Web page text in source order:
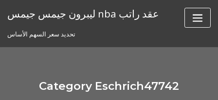
ليبرون جيمس جيمس nba عقد راتب
تحديد سعر السهم الأساس
Category Eschrich47742